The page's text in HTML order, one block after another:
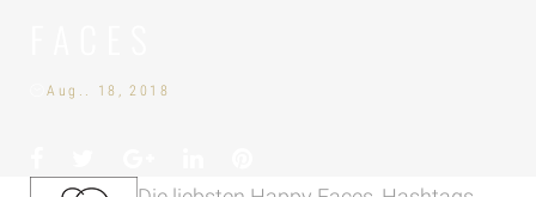
Aug.. 18, 2018